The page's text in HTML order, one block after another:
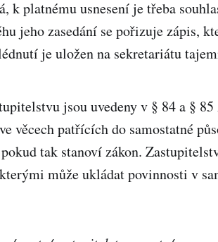
k platnému usnesení je třeba
jeho zasedání se pořizuje zápis,
je uložen na sekretariátu
jsou uvedeny v § 84 a §
věcech patřících do samostatné
tak stanoví zákon.
může ukládat povinnosti v